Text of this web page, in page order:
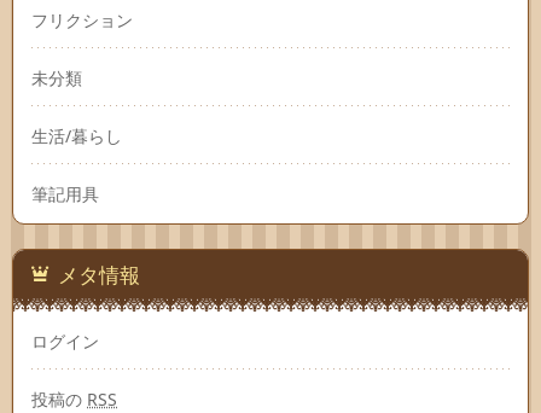
フリクション
未分類
生活/暮らし
筆記用具
メタ情報
ログイン
投稿の RSS